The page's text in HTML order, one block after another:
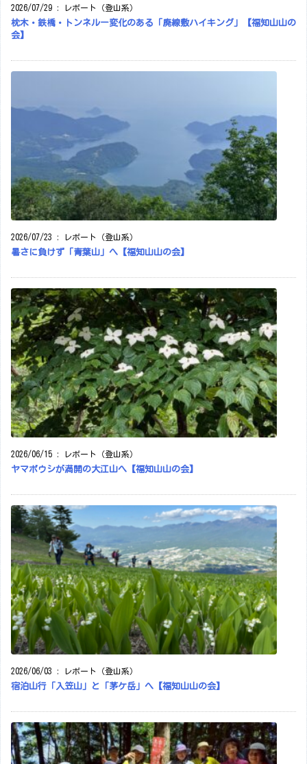
2026/07/29 : レポート（登山系）
枕木・鉄橋・トンネルー変化のある「廃線敷ハイキング」【福知山山の
会】
2026/07/23 : レポート（登山系）
暑さに負けず「青葉山」へ【福知山山の会】
2026/06/15 : レポート（登山系）
ヤマボウシが満開の大江山へ【福知山山の会】
2026/06/03 : レポート（登山系）
宿泊山行「入笠山」と「茅ケ岳」へ【福知山山の会】